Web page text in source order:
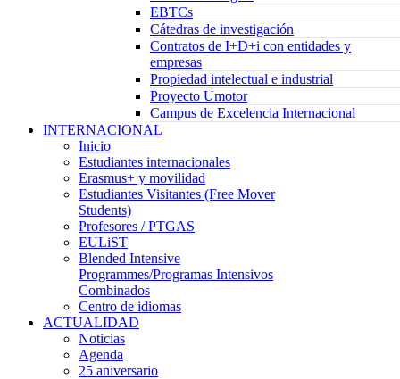
EBTCs
Cátedras de investigación
Contratos de I+D+i con entidades y
empresas
Propiedad intelectual e industrial
Proyecto Umotor
Campus de Excelencia Internacional
INTERNACIONAL
Inicio
Estudiantes internacionales
Erasmus+ y movilidad
Estudiantes Visitantes (Free Mover
Students)
Profesores / PTGAS
EULiST
Blended Intensive
Programmes/Programas Intensivos
Combinados
Centro de idiomas
ACTUALIDAD
Noticias
Agenda
25 aniversario